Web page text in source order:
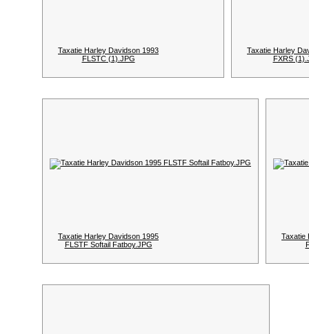
Taxatie Harley Davidson 1993
FLSTC (1).JPG
Taxatie Harley
FXRS
Taxatie Harley Davidson 1995
FLSTF Softail Fatboy.JPG
Taxatie